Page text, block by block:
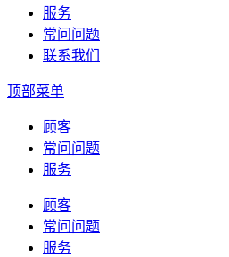
服务
常问问题
联系我们
顶部菜单
顾客
常问问题
服务
顾客
常问问题
服务